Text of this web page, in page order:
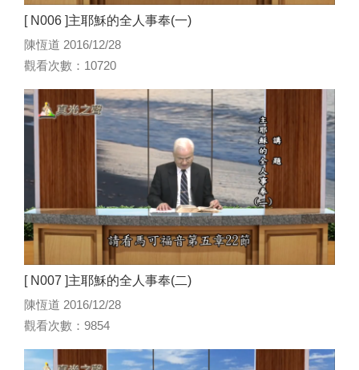
[ N006 ]主耶穌的全人事奉(一)
陳恆道 2016/12/28
觀看次數：10720
[ N007 ]主耶穌的全人事奉(二)
陳恆道 2016/12/28
觀看次數：9854